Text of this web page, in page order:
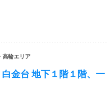
高輪エリア
金台 地下１階１階、一